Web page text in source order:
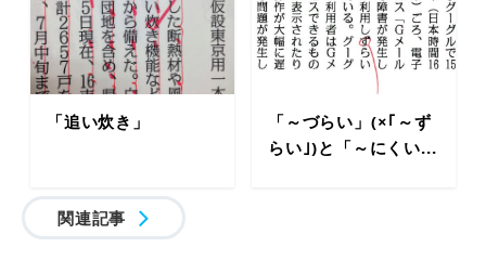
「追い炊き」
「～づらい」(×｢～ず
らい｣)と「～にくい...
関連記事